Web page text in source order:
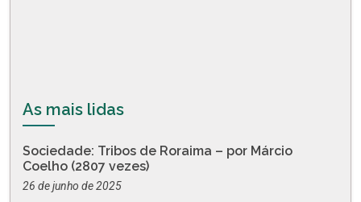
As mais lidas
Sociedade: Tribos de Roraima – por Márcio
Coelho (2807 vezes)
26 de junho de 2025